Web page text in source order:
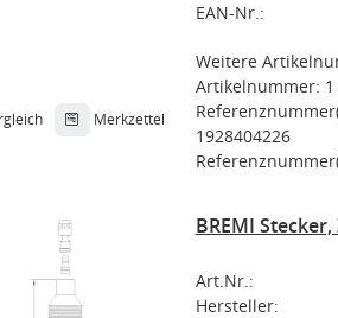
Merkzettel
EAN-Nr.:
Weitere
Artikelnummer: 1
1928404226
BREMI
Art.Nr.:
Hersteller: